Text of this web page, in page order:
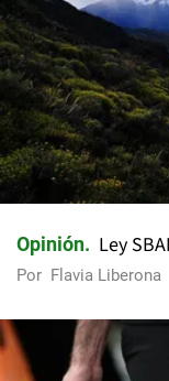
Opinión Ley
Por Flavia Liberona